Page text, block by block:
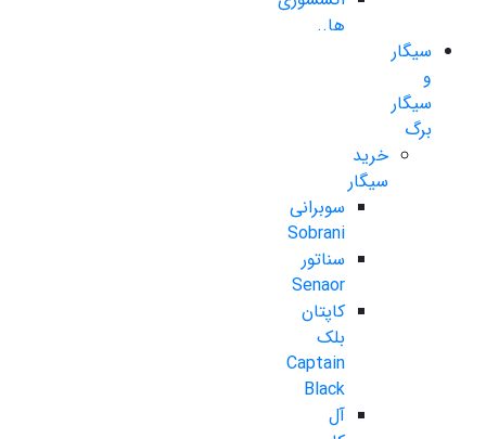
ها..
سیگار
و
سیگار
برگ
خرید
سیگار
سوبرانی
Sobrani
سناتور
Senaor
کاپتان
بلک
Captain
Black
آل